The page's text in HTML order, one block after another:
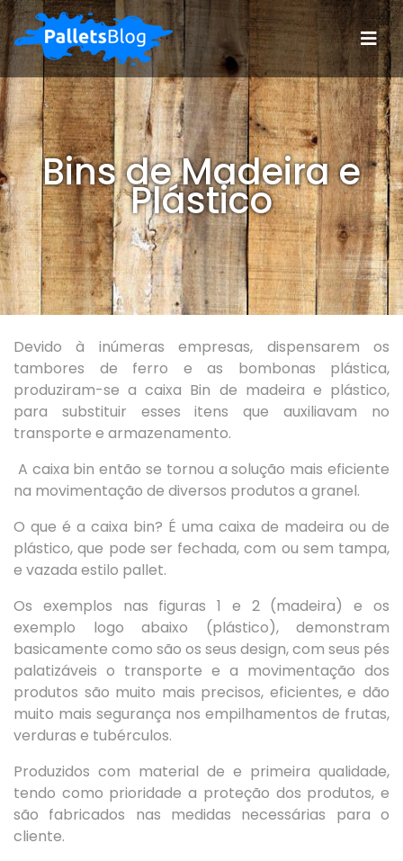
Bins de Madeira e
Plástico
Devido à inúmeras empresas, dispensarem os
tambores de ferro e as bombonas plástica,
produziram-se a caixa Bin de madeira e plástico,
para substituir esses itens que auxiliavam no
transporte e armazenamento.
A caixa bin então se tornou a solução mais eficiente
na movimentação de diversos produtos a granel.
O que é a caixa bin? É uma caixa de madeira ou de
plástico, que pode ser fechada, com ou sem tampa,
e vazada estilo pallet.
Os exemplos nas figuras 1 e 2 (madeira) e os
exemplo logo abaixo (plástico), demonstram
basicamente como são os seus design, com seus pés
palatizáveis o transporte e a movimentação dos
produtos são muito mais precisos, eficientes, e dão
muito mais segurança nos empilhamentos de frutas,
verduras e tubérculos.
Produzidos com material de e primeira qualidade,
tendo como prioridade a proteção dos produtos, e
são fabricados nas medidas necessárias para o
cliente.